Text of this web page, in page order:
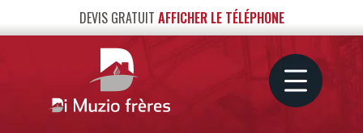
DEVIS GRATUIT AFFICHER LE TÉLÉPHONE